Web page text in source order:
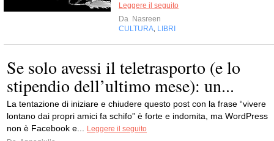
Leggere il seguito
Da Nasreen
CULTURA LIBRI
Se solo avessi il teletrasporto (e lo
stipendio dell’ultimo mese): un...
La tentazione di iniziare e chiudere questo post con la frase “vivere
lontano dai propri amici fa schifo” è forte e indomita, ma WordPress
non è Facebook e...
Leggere il seguito